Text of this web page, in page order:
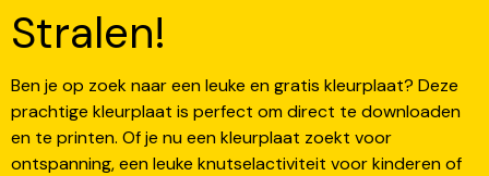
Stralen!
Ben je op zoek naar een leuke en gratis kleurplaat? Deze
prachtige kleurplaat is perfect om direct te downloaden
en te printen. Of je nu een kleurplaat zoekt voor
ontspanning, een leuke knutselactiviteit voor kinderen of